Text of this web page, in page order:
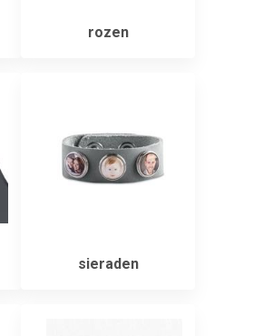
rozen
sieraden